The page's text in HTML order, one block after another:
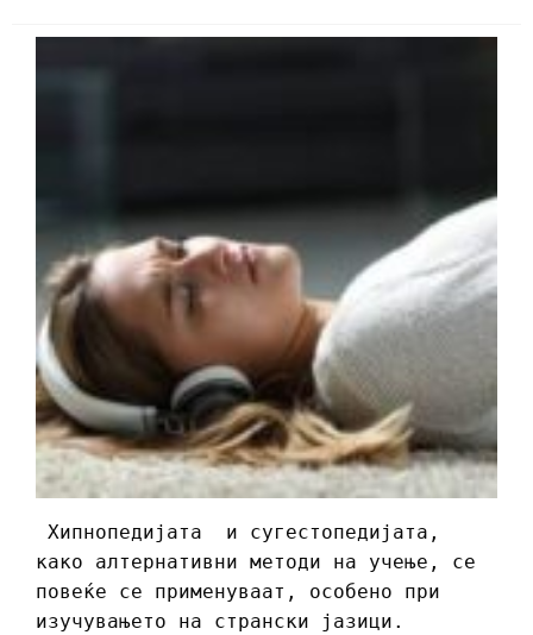
Хипнопедијата и сугестопедијата,
како алтернативни методи на учење, се
повеќе се применуваат, особено при
изучувањето на странски јазици.